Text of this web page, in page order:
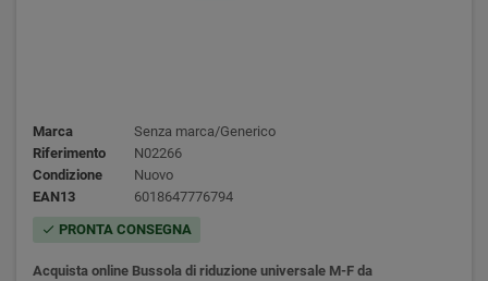
Marca
Senza marca/Generico
Riferimento
N02266
Condizione
Nuovo
EAN13
6018647776794
check PRONTA CONSEGNA
Acquista online Bussola di riduzione universale M-F da